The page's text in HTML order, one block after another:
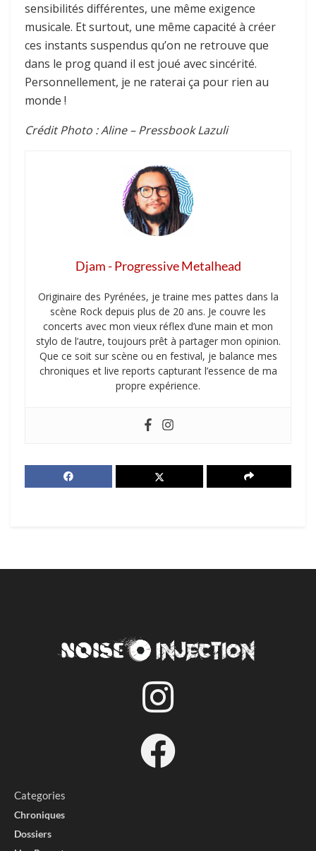
sensibilités différentes, une même exigence
musicale. Et surtout, une même capacité à créer
ces instants suspendus qu’on ne retrouve que
dans le prog quand il est joué avec sincérité.
Personnellement, je ne raterai ça pour rien au
monde !
Crédit Photo : Aline – Pressbook Lazuli
Djam - Progressive Metalhead
Originaire des Pyrénées, je traine mes pattes dans la
scène Rock depuis plus de 20 ans. Je couvre les
concerts avec mon vieux réflex d’une main et mon
stylo de l’autre, toujours prêt à partager mon opinion.
Que ce soit sur scène ou en festival, je balance mes
chroniques et live reports capturant l’essence de ma
propre expérience.
Marillion annonce une tournée
française pour novembre 2026,
huit dates dont Lyon, Paris et
Djam - Progressive Metalhead